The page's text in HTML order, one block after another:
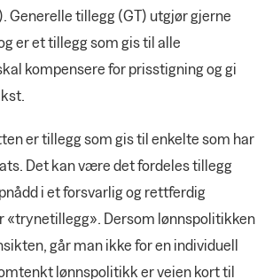
Generelle tillegg (GT) utgjør gjerne
er et tillegg som gis til alle
kompensere for prisstigning og gi
er tillegg som gis til enkelte som har
Det kan være det fordeles tillegg
i et forsvarlig og rettferdig
«trynetillegg». Dersom lønnspolitikken
går man ikke for en individuell
lønnspolitikk er veien kort til